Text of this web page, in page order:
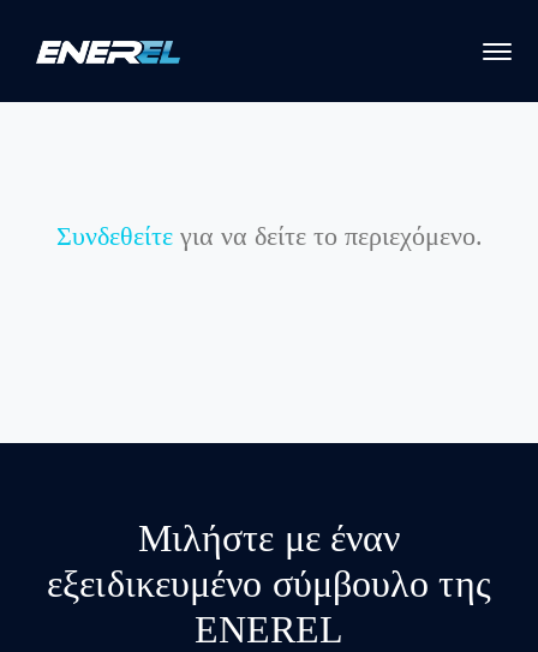
Συνδεθείτεγια να δείτε το περιεχόμενο.
Μιλήστε με έναν
εξειδικευμένο σύμβουλο της
ENEREL